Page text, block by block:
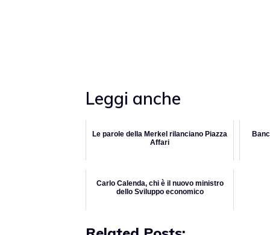
Leggi anche
Le parole della Merkel rilanciano Piazza
Affari
Carlo Calenda, chi è il nuovo ministro
dello Sviluppo economico